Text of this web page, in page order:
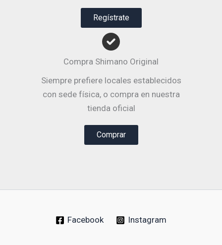
Regístrate
Compra Shimano Original
Siempre prefiere locales establecidos
con sede física, o compra en nuestra
tienda oficial
Comprar
Facebook Instagram